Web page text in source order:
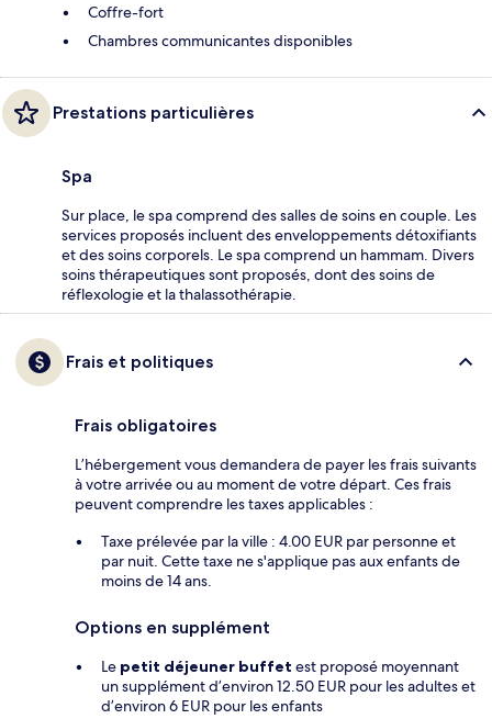
Coffre-fort
Chambres communicantes disponibles
Prestations particulières
Spa
Sur place, le spa comprend des salles de soins en couple. Les
services proposés incluent des enveloppements détoxifiants
et des soins corporels. Le spa comprend un hammam. Divers
soins thérapeutiques sont proposés, dont des soins de
réflexologie et la thalassothérapie.
Frais et politiques
Frais obligatoires
L’hébergement vous demandera de payer les frais suivants
à votre arrivée ou au moment de votre départ. Ces frais
peuvent comprendre les taxes applicables :
Taxe prélevée par la ville : 4.00 EUR par personne et
par nuit. Cette taxe ne s'applique pas aux enfants de
moins de 14 ans.
Options en supplément
Le petit déjeuner buffet est proposé moyennant
un supplément d’environ 12.50 EUR pour les adultes et
d’environ 6 EUR pour les enfants